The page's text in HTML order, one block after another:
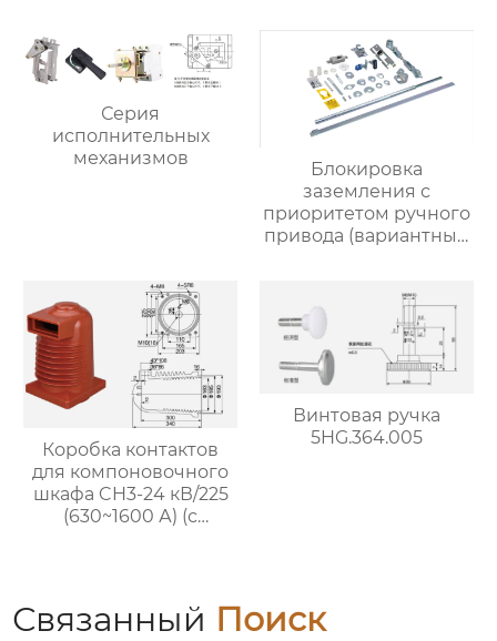
Серия
исполнительных
механизмов
Блокировка
заземления с
приоритетом ручного
привода (вариантный
Коробка контактов
для компоновочного
шкафа CH3-24 кВ/225
(630~1600 А) (с
Винтовая ручка
5HG.364.005
Связанный Поиск